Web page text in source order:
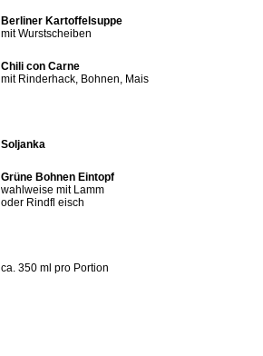
Berliner Kartoffelsuppe
mit Wurstscheiben
Chili con Carne
mit Rinderhack, Bohnen, Mais
Soljanka
Grüne Bohnen Eintopf
wahlweise mit Lamm
oder Rindfl eisch
ca. 350 ml pro Portion